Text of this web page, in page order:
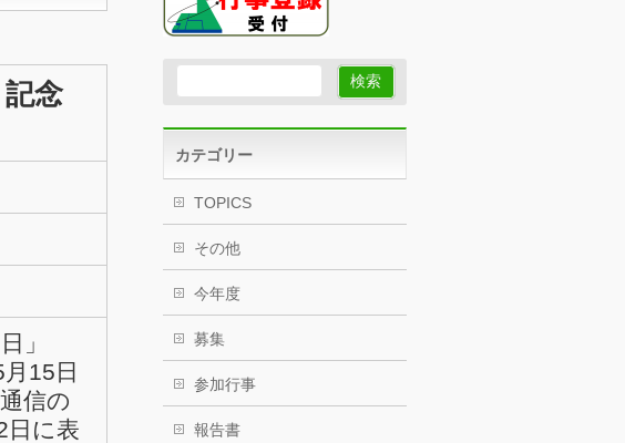
念
」
15日
信の
日に表
カテゴリー
TOPICS
その他
今年度
募集
参加行事
報告書